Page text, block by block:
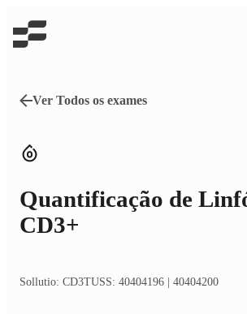
Ver Todos os exames
Sollutio: CD3TUSS: 40404196 | 40404200
Quantificação de
CD3+